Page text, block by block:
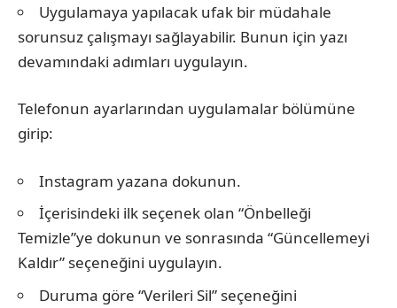
Uygulamaya yapılacak ufak bir müdahale
sorunsuz çalışmayı sağlayabilir. Bunun için yazı
devamındaki adımları uygulayın.
Telefonun ayarlarından uygulamalar bölümüne
girip:
Instagram yazana dokunun.
İçerisindeki ilk seçenek olan “Önbelleği
Temizle”ye dokunun ve sonrasında “Güncellemeyi
Kaldır” seçeneğini uygulayın.
Duruma göre “Verileri Sil” seçeneğini